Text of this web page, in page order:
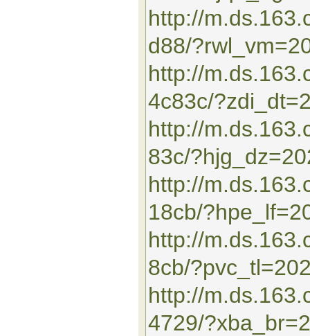
http://
d88/
http://
4c83c/
http://
83c/
http://
18cb/
http://
8cb/
http://
4729/